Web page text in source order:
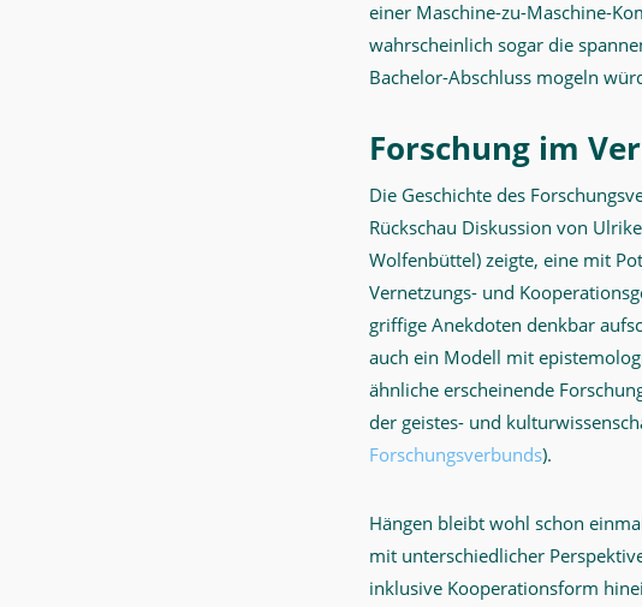
einer Maschine-zu-Maschine-
wahrscheinlich sogar die
Bachelor-Abschluss mogeln
Forschung im
Die Geschichte des
Rückschau Diskussion von
Wolfenbüttel) zeigte, eine mit
Vernetzungs- und
griffige Anekdoten denkbar
auch ein Modell mit
ähnliche erscheinende
der geistes- und
Forschungsverbunds).
Hängen bleibt wohl schon
mit unterschiedlicher
inklusive Kooperationsform